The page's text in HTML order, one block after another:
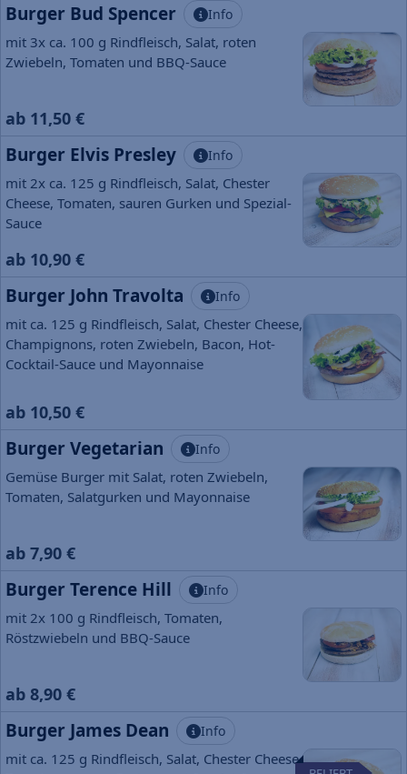
Burger Bud Spencer Info
mit 3x ca. 100 g Rindfleisch, Salat, roten
Zwiebeln, Tomaten und BBQ-Sauce
ab 11,50 €
Burger Elvis Presley Info
mit 2x ca. 125 g Rindfleisch, Salat, Chester
Cheese, Tomaten, sauren Gurken und Spezial-
Sauce
ab 10,90 €
Burger John Travolta Info
mit ca. 125 g Rindfleisch, Salat, Chester Cheese,
Champignons, roten Zwiebeln, Bacon, Hot-
Cocktail-Sauce und Mayonnaise
ab 10,50 €
Burger Vegetarian Info
Gemüse Burger mit Salat, roten Zwiebeln,
Tomaten, Salatgurken und Mayonnaise
ab 7,90 €
Burger Terence Hill Info
mit 2x 100 g Rindfleisch, Tomaten,
Röstzwiebeln und BBQ-Sauce
ab 8,90 €
Burger James Dean Info
mit ca. 125 g Rindfleisch, Salat, Chester Cheese,